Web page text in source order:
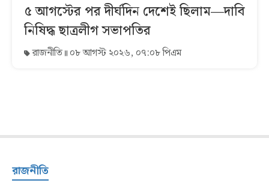
৫ আগস্টের পর দীর্ঘদিন দেশেই ছিলাম—দাবি
নিষিদ্ধ ছাত্রলীগ সভাপতির
রাজনীতি ০৮ আগস্ট ২০২৬, ০৭:০৮ পিএম
রাজনীতি